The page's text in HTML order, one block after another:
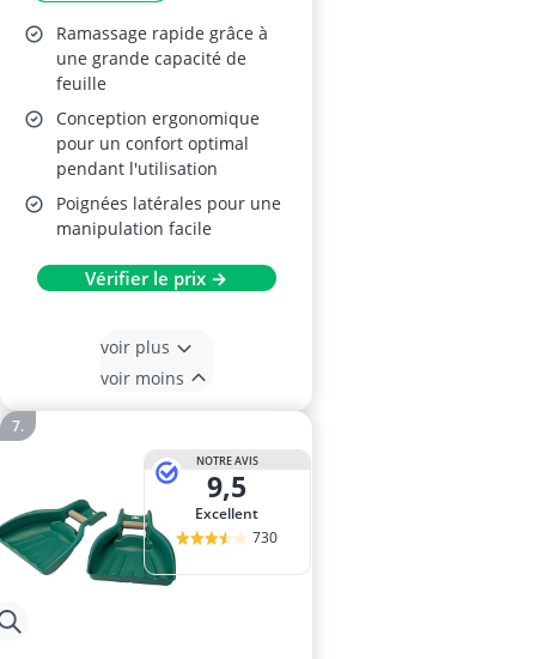
Ramassage rapide grâce à
une grande capacité de
feuille
Conception ergonomique
pour un confort optimal
pendant l'utilisation
Poignées latérales pour une
manipulation facile
Vérifier le prix →
voir plus
voir moins
NOTRE AVIS
9,5
Excellent
730